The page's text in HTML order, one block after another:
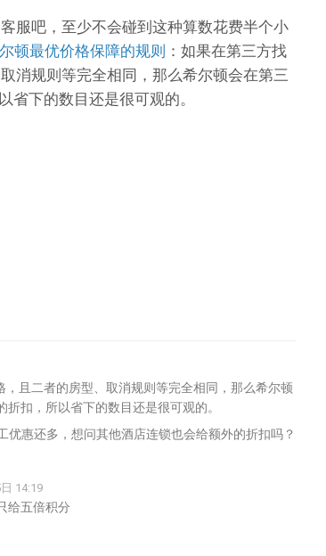
服吧，至少不会碰到这种算数花费半个小
顿最优价格保障的规则 ：如果在第三方找
消规则等完全相同，那么希尔顿会在第三
省下的数目还是很可观的。
且二者的房型、取消规则等完全相同，那么希尔顿
扣，所以省下的数目还是很可观的。
优惠还多，想问其他酒店连锁也会给额外的折扣吗？
14:19
给五倍积分